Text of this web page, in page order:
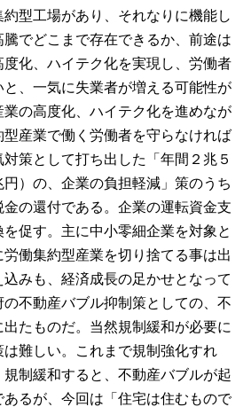
約型工場があり、それなりに機能し
でどこまで存在できるか、前途は
化、ハイテク化を実現し、労働者
、一気に失業者が増える可能性が
の高度化、ハイテク化を進めなが
産業で働く労働者を守らなければ
策として打ち出した「年間２兆５
）の、企業の負担軽減」策のうち
金の還付である。企業の運転資金支
促す。主に中小零細企業を対象と
働集約型産業を切り捨てる事は出
みも、経済成長の足かせとなって
不動産バブル抑制策としての、不
たものだ。当然規制緩和が必要に
難しい。これまで規制強化すれ
制緩和すると、不動産バブルが起
るが、今回は「住宅は住むもので